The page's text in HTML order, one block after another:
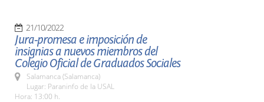
21/10/2022
Jura-promesa e imposición de
insignias a nuevos miembros del
Colegio Oficial de Graduados Sociales
Salamanca (Salamanca)
Lugar: Paraninfo de la USAL
Hora: 13:00 h.